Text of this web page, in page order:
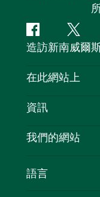
Facebook嘰
嘰
喳
造訪新南威爾
聯絡我們
隱私
Cookie 通知
在此網站上
目的地
新南威爾士州公
活動
資訊
旅行資訊
新南威爾士州的商
我們的網站
語言